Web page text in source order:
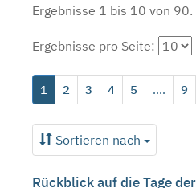
Ergebnisse 1 bis 10 von 90.
Ergebnisse pro Seite:
1 2 3 4 5 .... 9
Sortieren nach
Rückblick auf die Tage